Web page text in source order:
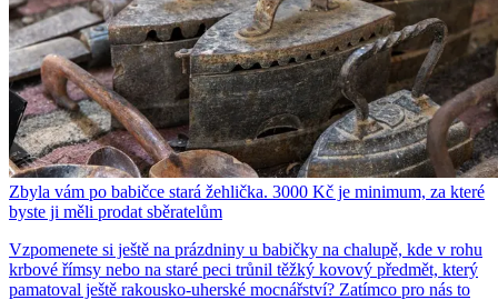
Zbyla vám po babičce stará žehlička. 3000 Kč je minimum, za které
byste ji měli prodat sběratelům
Vzpomenete si ještě na prázdniny u babičky na chalupě, kde v rohu
krbové římsy nebo na staré peci trůnil těžký kovový předmět, který
pamatoval ještě rakousko-uherské mocnářství? Zatímco pro nás to